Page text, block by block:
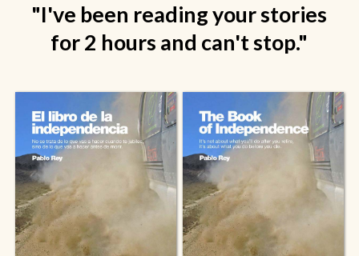
"I've been reading your stories
for 2 hours and can't stop."